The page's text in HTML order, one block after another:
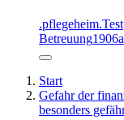
.pflegeheim.Test
Betreuung
Start
Gefahr der
besonders